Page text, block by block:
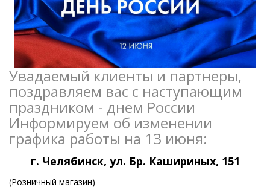
Увадаемый клиенты и партнеры,
поздравляем вас с наступающим
праздником - днем России
Информируем об изменении
графика работы на 13 июня:
г. Челябинск, ул. Бр. Кашириных, 151
(Розничный магазин)